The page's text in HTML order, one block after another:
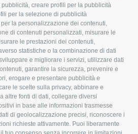
creare profili per la pubblicità
per la selezione di pubblicità
la personalizzazione dei contenuti,
di contenuti personalizzati, misurare le
le prestazioni dei contenuti,
statistiche o la combinazione di dati
e migliorare i servizi, utilizzare dati
garantire la sicurezza, prevenire e
erogare e presentare pubblicità e
le scelte sulla privacy, abbinare e
altre fonti di dati, collegare diversi
in base alle informazioni trasmesse
di geolocalizzazione precisi, riconoscere i
richieste attivamente. Puoi liberamente
e
Fiscale
Lavoro
Ambiente
Associazione
CONFAGRICOLTURA
ATTIVA
Notizie in evidenza
Eventi